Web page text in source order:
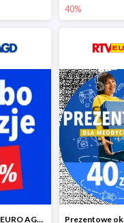
40%
Turbo okazje w RTV EURO AGD do -82%